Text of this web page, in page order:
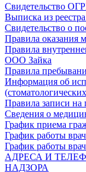
Свидетельство
Выписка из
Свидетельство о
Правила оказания
Правила
ООО Зайка
Правила
Информация об
Правила записи на
Сведения о
График приема
График работы
График работы
АДРЕСА И
НАДЗОРА